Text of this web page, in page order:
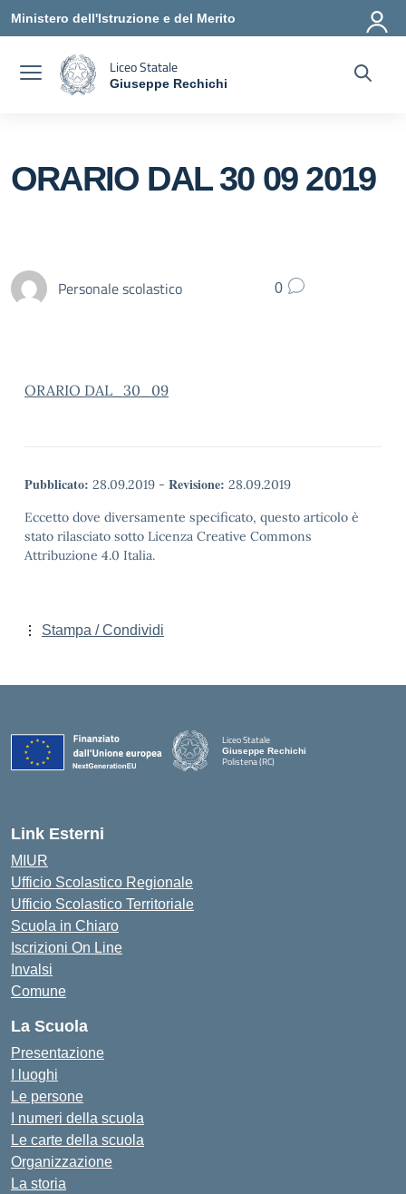
Ministero dell'Istruzione e del Merito
Liceo Statale
Giuseppe Rechichi
ORARIO DAL 30 09 2019
Personale scolastico 0
ORARIO DAL_30_09
Pubblicato: 28.09.2019 - Revisione: 28.09.2019
Eccetto dove diversamente specificato, questo articolo è
stato rilasciato sotto Licenza Creative Commons
Attribuzione 4.0 Italia.
Stampa / Condividi
Liceo Statale
Giuseppe Rechichi
Polistena (RC)
Link Esterni
MIUR
Ufficio Scolastico Regionale
Ufficio Scolastico Territoriale
Scuola in Chiaro
Iscrizioni On Line
Invalsi
Comune
La Scuola
Presentazione
I luoghi
Le persone
I numeri della scuola
Le carte della scuola
Organizzazione
La storia